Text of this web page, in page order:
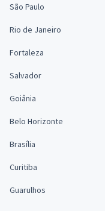
São Paulo
Rio de Janeiro
Fortaleza
Salvador
Goiânia
Belo Horizonte
Brasília
Curitiba
Guarulhos